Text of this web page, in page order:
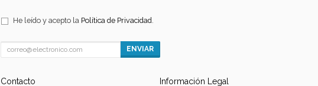
He leído y acepto la Política de Privacidad
ENVIAR
Contacto Información Legal